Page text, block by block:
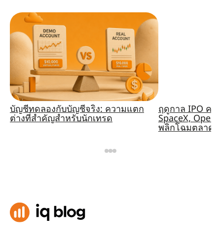
บัญชีทดลองกับบัญชีจริง: ความแตก
ต่างที่สำคัญสำหรับนักเทรด
ฤดูกาล IPO ครั้
SpaceX,
พลิกโฉมตลาด